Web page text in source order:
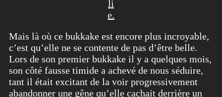
li
e.
Mais là où ce bukkake est encore plus incroyable,
c’est qu’elle ne se contente de pas d’être belle.
Lors de son premier bukkake il y a quelques mois,
son côté fausse timide a achevé de nous séduire,
tant il était excitant de la voir progressivement
abandonner une gêne qu’elle cachait derrière un